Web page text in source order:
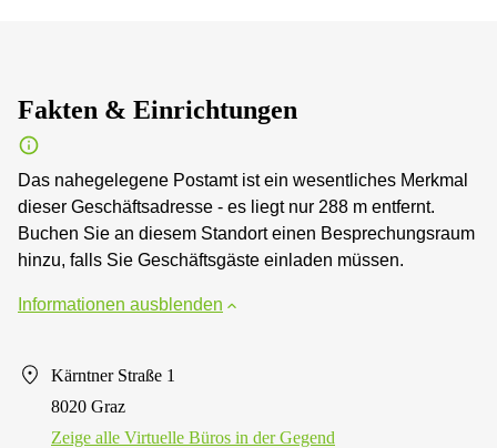
Fakten & Einrichtungen
Das nahegelegene Postamt ist ein wesentliches Merkmal
dieser Geschäftsadresse - es liegt nur 288 m entfernt.
Buchen Sie an diesem Standort einen Besprechungsraum
hinzu, falls Sie Geschäftsgäste einladen müssen.
Informationen ausblenden
Kärntner Straße 1
8020 Graz
Zeige alle Virtuelle Büros in der Gegend